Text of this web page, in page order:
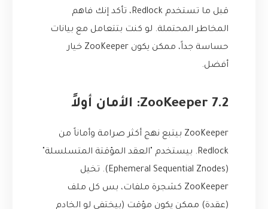
قبل ما تستخدم Redlock، تأكد إنك فاهم
المخاطر المحتملة. لو كنت بتتعامل مع بيانات
حساسة جداً، ممكن يكون ZooKeeper خيار
أفضل.
7.2 ZooKeeper: الأمان أولاً
ZooKeeper بيتبع نهج أكثر صرامة وأماناً من
Redlock. بيستخدم "العقد المؤقتة المتسلسلة"
(Ephemeral Sequential Znodes). تخيل
ZooKeeper كشجرة ملفات، بس كل ملف
(عقدة) ممكن يكون مؤقت (بيختفي لو الخادم